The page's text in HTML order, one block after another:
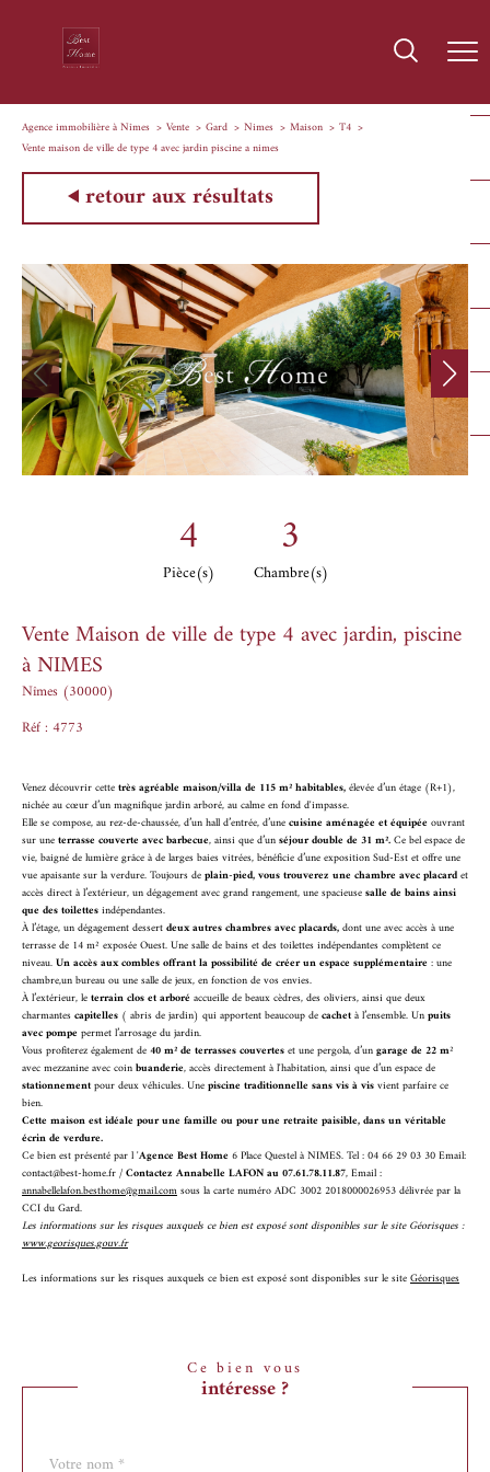
Agence immobilière à Nîmes Vente Gard Nimes Maison
T4
Vente maison de ville de type 4 avec jardin piscine a nimes
retour aux résultats
4
Pièce(s)
3
Chambre(s)
Vente Maison de ville de type 4 avec jardin, piscine
à NIMES
Nîmes (30000)
Réf : 4773
Venez découvrir cettetrès agréable maison/villa de 115 m² habitables,élevée d’un étage (R+1),
nichée au cœur d’un magnifique jardin arboré, au calme en fond d'impasse.
Elle se compose, au rez-de-chaussée, d’un hall d’entrée, d’unecuisine aménagée et équipée ouvrant
sur uneterrasse couverte avec barbecue, ainsi que d’unséjour double de 31 m².Ce bel espace de
vie, baigné de lumière grâce à de larges baies vitrées, bénéficie d’une exposition Sud-Est et offre une
vue apaisante sur la verdure. Toujours deplain-pied, vous trouverez une chambre avec placardet
accès direct à l’extérieur, un dégagement avec grand rangement, une spacieusesalle de bains ainsi
que des toilettesindépendantes.
À l’étage, un dégagement dessertdeux autres chambres avec placards,dont une avec accès à une
terrasse de 14 m² exposée Ouest. Une salle de bains et des toilettes indépendantes complètent ce
niveau.Un accès aux combles offrant la possibilité de créer un espace supplémentaire : une
chambre,un bureau ou une salle de jeux, en fonction de vos envies.
À l’extérieur, leterrain clos et arboré accueille de beaux cèdres, des oliviers, ainsi que deux
charmantescapitelles ( abris de jardin) qui apportent beaucoup decachetà l’ensemble. Unpuits
avec pompe permet l’arrosage du jardin.
Vous profiterez également de40 m² de terrasses couverteset une pergola, d’ungarage de 22 m²
avec mezzanine avec coinbuanderie, accès directement à l'habitation, ainsi que d’un espace de
stationnementpour deux véhicules. Unepiscine traditionnelle sans vis à visvient parfaire ce
bien.
Cette maison est idéale pour une famille ou pour une retraite paisible, dans un véritable
écrin de verdure.
Ce bien est présenté par l 'Agence Best Home 6 Place Questel à NIMES. Tel : 04 66 29 03 30 Email:
contact@best-home.fr /Contactez Annabelle LAFON au 07.61.78.11.87, Email :
annabellelafon.besthome@gmail.comsous la carte numéro ADC 3002 2018000026953 délivrée par la
CCI du Gard.
Les informations sur les risques auxquels ce bien est exposé sont disponibles sur le site Géorisques :
www.georisques.gouv.fr
Les informations sur les risques auxquels ce bien est exposé sont disponibles sur le siteGéorisques
Ce bien vous
intéresse ?
Fieldset
*